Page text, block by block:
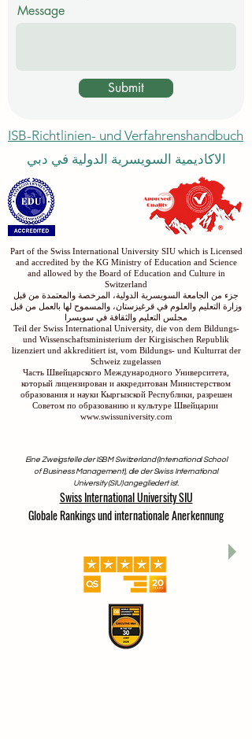
Message
Submit
ISB-Richtlinien- und Verfahrenshandbuch
الاكاديمية السويسرية الدولية في دبي
Part of the Swiss International University SIU which is Licensed
and accredited by the KG Ministry of Education and Science
and allowed by the Board of Education and Culture in
Switzerland
جزء من الجامعة السويسرية الدولية، المرخصة والمعتمدة من قبل
وزارة التعليم والعلوم في قرغيزستان، والمسموح لها بالعمل من قبل
مجلس التعليم والثقافة في سويسرا
Teil der Swiss International University, die von dem Bildungs-
und Wissenschaftsministerium der Kirgisischen Republik
lizenziert und akkreditiert ist, vom Bildungs- und Kulturrat der
Schweiz zugelassen
Часть Швейцарского Международного Университета,
который лицензирован и аккредитован Министерством
образования и науки Кыргызской Республики, разрешен
Советом по образованию и культуре Швейцарии
www.swissuniversity.com
Eine Zweigstelle der ISBM Switzerland (International School
of Business Management), die der Swiss International
University (SIU) angegliedert ist.
Swiss International University SIU
Globale Rankings und internationale Anerkennung